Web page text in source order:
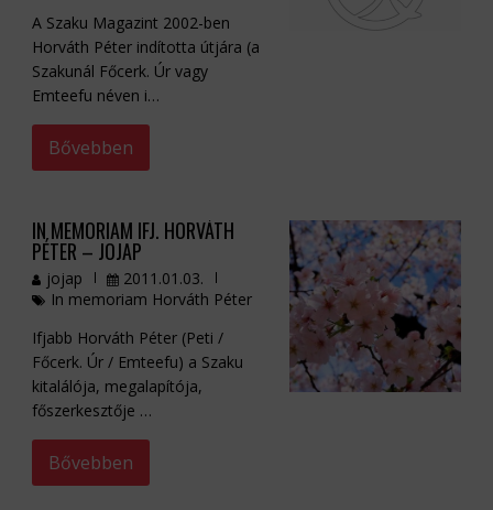
A Szaku Magazint 2002-ben
Horváth Péter indította útjára (a
Szakunál Főcerk. Úr vagy
Emteefu néven i…
Bővebben
IN MEMORIAM IFJ. HORVÁTH
PÉTER – JOJAP
jojap
2011.01.03.
In memoriam Horváth Péter
Ifjabb Horváth Péter (Peti /
Főcerk. Úr / Emteefu) a Szaku
kitalálója, megalapítója,
főszerkesztője …
Bővebben